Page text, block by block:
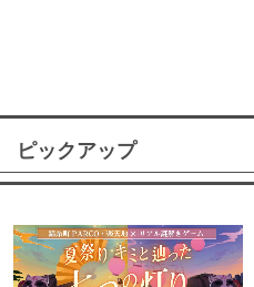
ピックアップ